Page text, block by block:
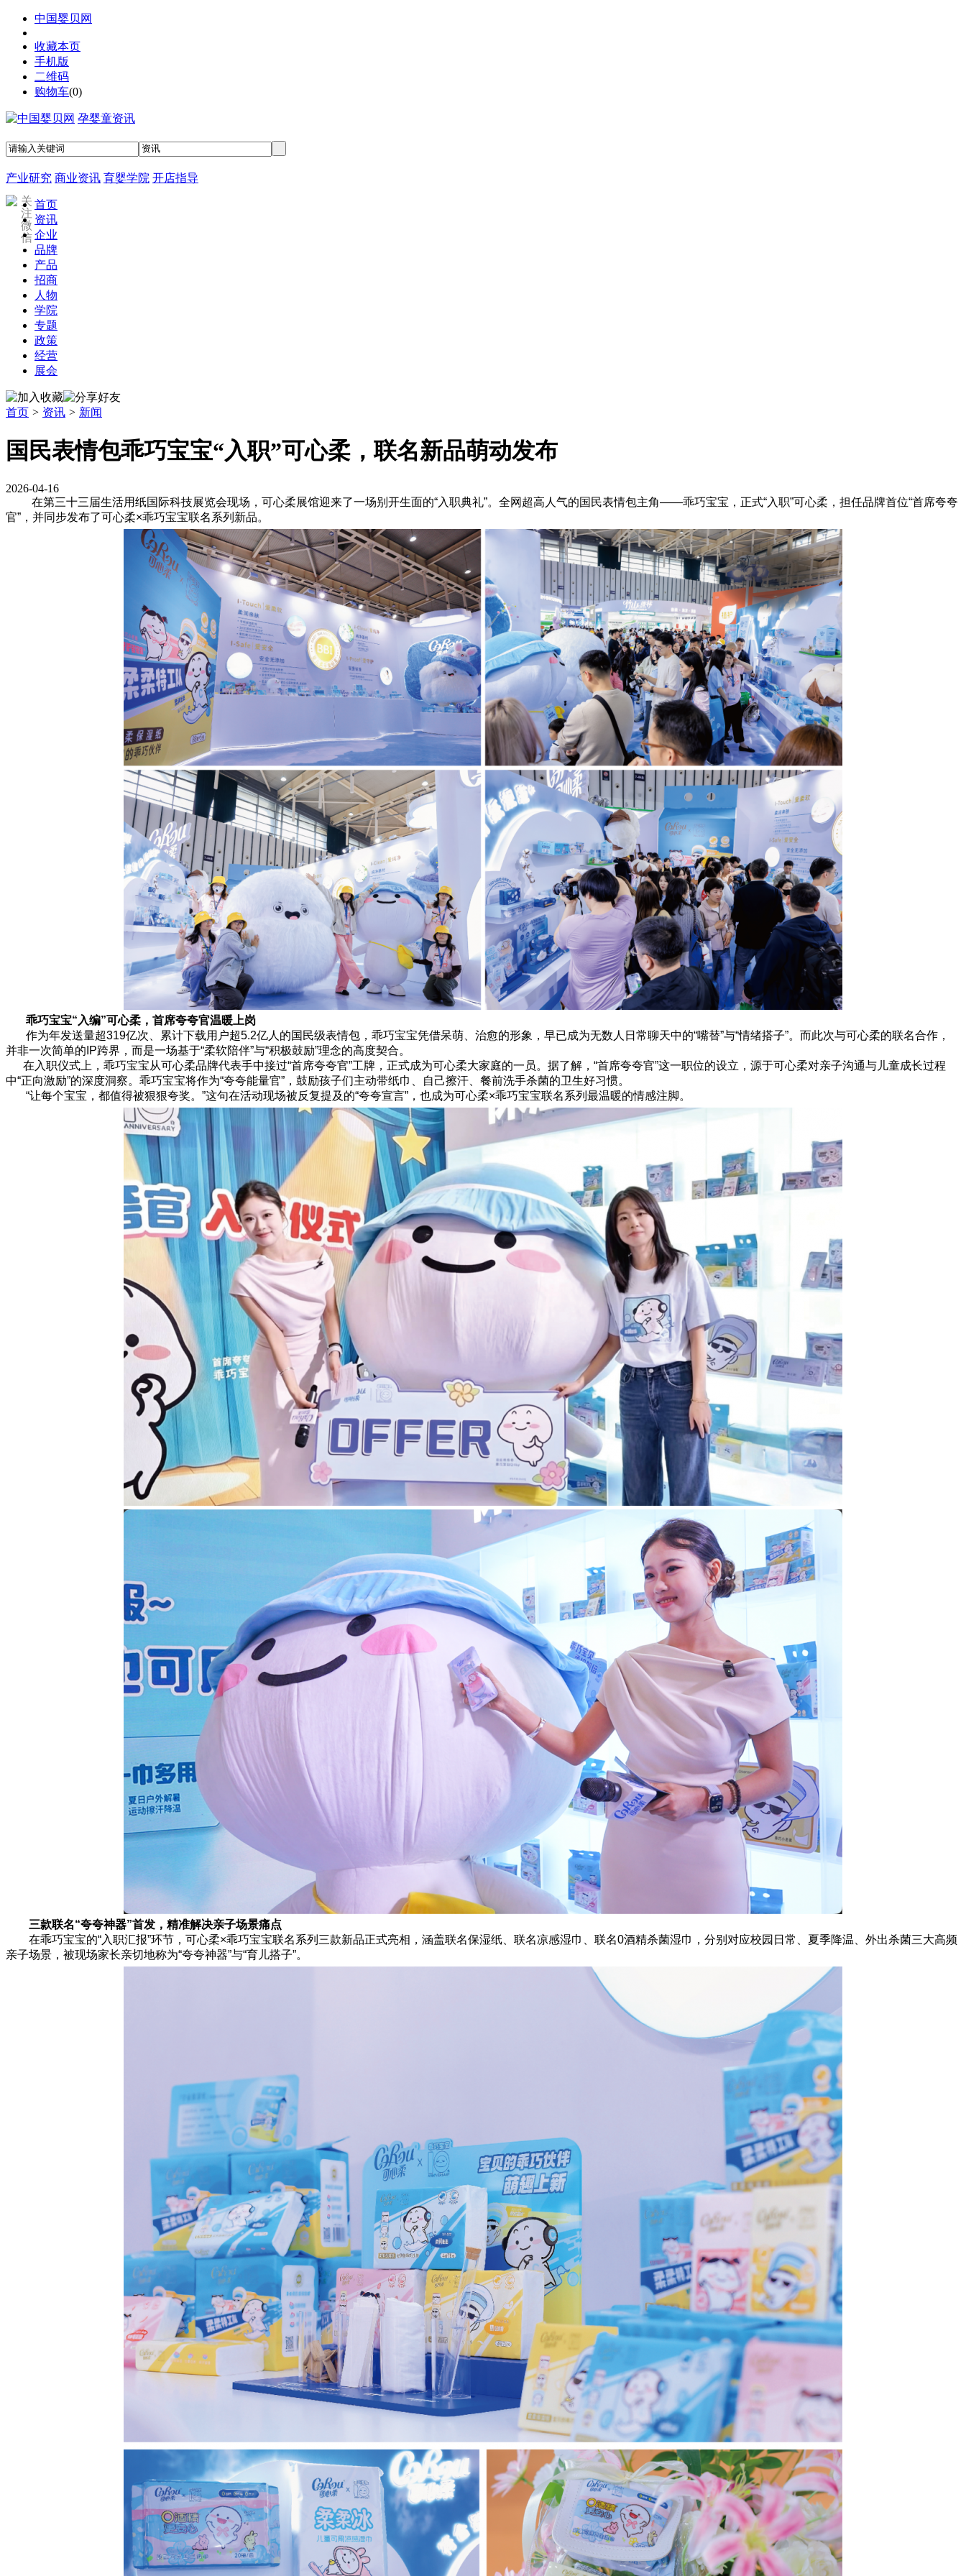
中国婴贝网
收藏本页
手机版
二维码
购物车(0)
孕婴童资讯
产业研究 商业资讯 育婴学院 开店指导
关
注
微
信
首页
资讯
企业
品牌
产品
招商
人物
学院
专题
政策
经营
展会
首页 > 资讯 > 新闻
国民表情包乖巧宝宝“入职”可心柔，联名新品萌动发布
2026-04-16
在第三十三届生活用纸国际科技展览会现场，可心柔展馆迎来了一场别开生面的“入职典礼”。全网超高人气的国民表情包主角——乖巧宝宝，正式“入职”可心柔，担任品牌首位“首席夸夸
官”，并同步发布了可心柔×乖巧宝宝联名系列新品。
乖巧宝宝“入编”可心柔，首席夸夸官温暖上岗
作为年发送量超319亿次、累计下载用户超5.2亿人的国民级表情包，乖巧宝宝凭借呆萌、治愈的形象，早已成为无数人日常聊天中的“嘴替”与“情绪搭子”。而此次与可心柔的联名合作，
并非一次简单的IP跨界，而是一场基于“柔软陪伴”与“积极鼓励”理念的高度契合。
在入职仪式上，乖巧宝宝从可心柔品牌代表手中接过“首席夸夸官”工牌，正式成为可心柔大家庭的一员。据了解，“首席夸夸官”这一职位的设立，源于可心柔对亲子沟通与儿童成长过程
中“正向激励”的深度洞察。乖巧宝宝将作为“夸夸能量官”，鼓励孩子们主动带纸巾、自己擦汗、餐前洗手杀菌的卫生好习惯。
“让每个宝宝，都值得被狠狠夸奖。”这句在活动现场被反复提及的“夸夸宣言”，也成为可心柔×乖巧宝宝联名系列最温暖的情感注脚。
三款联名“夸夸神器”首发，精准解决亲子场景痛点
在乖巧宝宝的“入职汇报”环节，可心柔×乖巧宝宝联名系列三款新品正式亮相，涵盖联名保湿纸、联名凉感湿巾、联名0酒精杀菌湿巾，分别对应校园日常、夏季降温、外出杀菌三大高频
亲子场景，被现场家长亲切地称为“夸夸神器”与“育儿搭子”。